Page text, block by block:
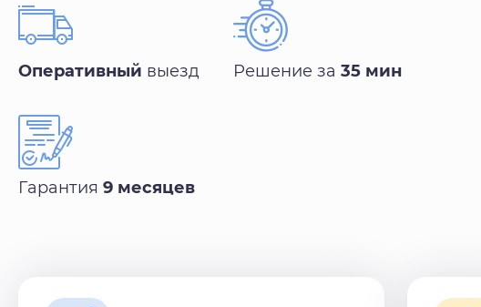
Оперативный выезд Решение за 35 мин
Гарантия 9 месяцев